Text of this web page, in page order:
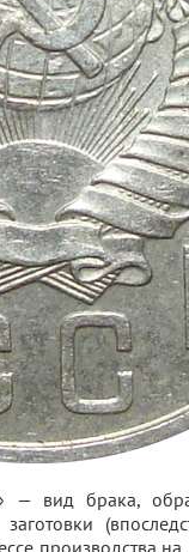
— вид брака,
производства